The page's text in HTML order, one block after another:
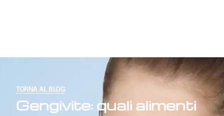
TORNA AL BLOG
Gengivite: quali alimenti